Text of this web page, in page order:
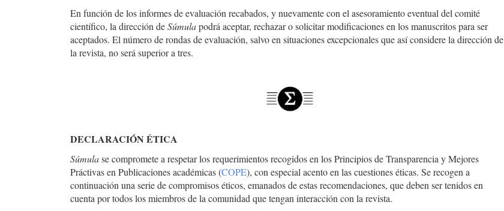
En función de los informes de evaluación recabados, y nuevamente con el asesoramiento eventual del comité
científico, la dirección deSúmulapodrá aceptar, rechazar o solicitar modificaciones en los manuscritos para ser
aceptados. El número de rondas de evaluación, salvo en situaciones excepcionales que así considere la dirección de
la revista, no será superior a tres.
DECLARACIÓN ÉTICA
Súmulase compromete a respetar los requerimientos recogidos en los Principios de Transparencia y Mejores
Práctivas en Publicaciones académicas (COPE), con especial acento en las cuestiones éticas. Se recogen a
continuación una serie de compromisos éticos, emanados de estas recomendaciones, que deben ser tenidos en
cuenta por todos los miembros de la comunidad que tengan interacción con la revista.